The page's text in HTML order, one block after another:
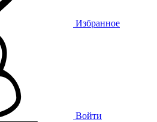
Избранное
Войти